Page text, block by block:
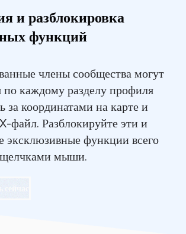
и разблокировка
функций
члены сообщества могут
по каждому разделу профиля
за координатами на карте и
файл. Разблокируйте эти и
эксклюзивные функции всего
мыши.
сейчас